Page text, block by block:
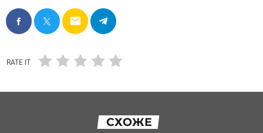
email
RATE IT
СХОЖЕ